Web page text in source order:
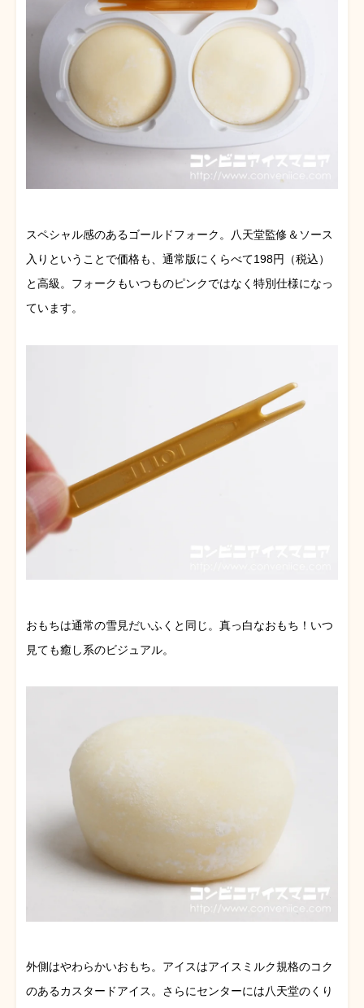
スペシャル感のあるゴールドフォーク。八天堂監修＆ソース
入りということで価格も、通常版にくらべて198円（税込）
と高級。フォークもいつものピンクではなく特別仕様になっ
ています。
おもちは通常の雪見だいふくと同じ。真っ白なおもち！いつ
見ても癒し系のビジュアル。
外側はやわらかいおもち。アイスはアイスミルク規格のコク
のあるカスタードアイス。さらにセンターには八天堂のくり